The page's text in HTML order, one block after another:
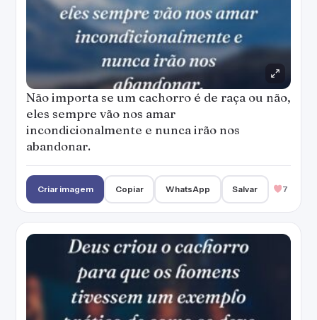
Não importa se um cachorro é de raça ou não,
eles sempre vão nos amar
incondicionalmente e nunca irão nos
abandonar.
Criar imagem Copiar WhatsApp Salvar 7